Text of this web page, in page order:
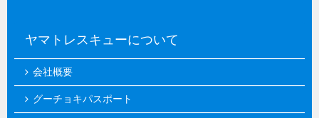
ヤマトレスキューについて
会社概要
グーチョキパスポート